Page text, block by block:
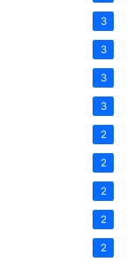
3
3
3
3
2
2
2
2
2